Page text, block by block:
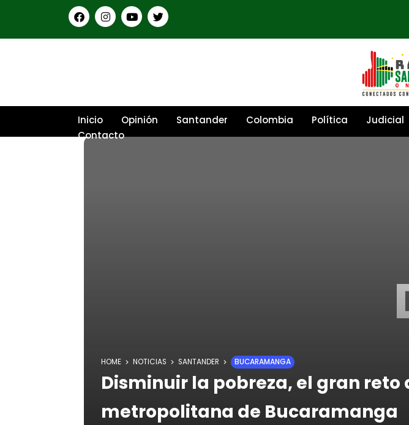
Inicio Opinión Santander Colombia Política Judicial
Contacto
HOME NOTICIAS SANTANDER BUCARAMANGA
Disminuir la pobreza, el gran reto
metropolitana de Bucaramanga